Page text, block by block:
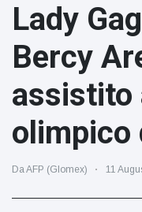
Cinema e TV
Celebrità
Moda e bellezza
Cibo e bevande
Giochi
Lady
Bercy
assistito
olimpico
Da AFP (Glomex) 11